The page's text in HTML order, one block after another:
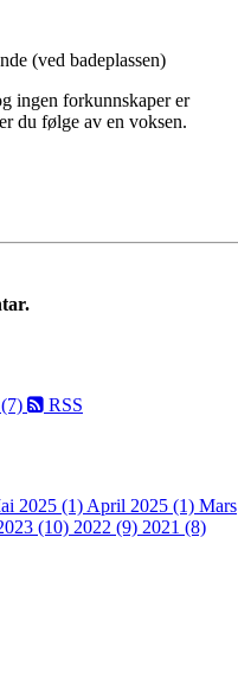
(ved badeplassen)
ingen forkunnskaper er
du følge av en voksen.
RSS
2025 (1) April 2025 (1) Mars
(10) 2022 (9) 2021 (8)